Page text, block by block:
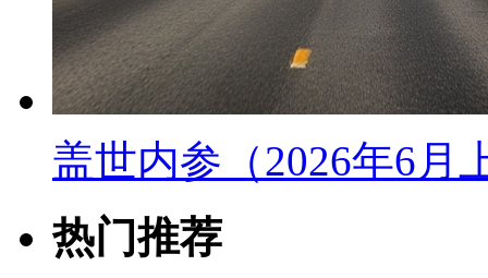
盖世内参（2026年6月
热门推荐